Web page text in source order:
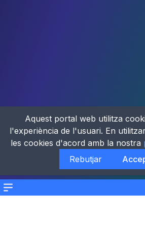
Menu
Aquest portal web utilitza
l'experiència de l'usuari. En
les cookies d'acord amb la nostra
Rebutjar